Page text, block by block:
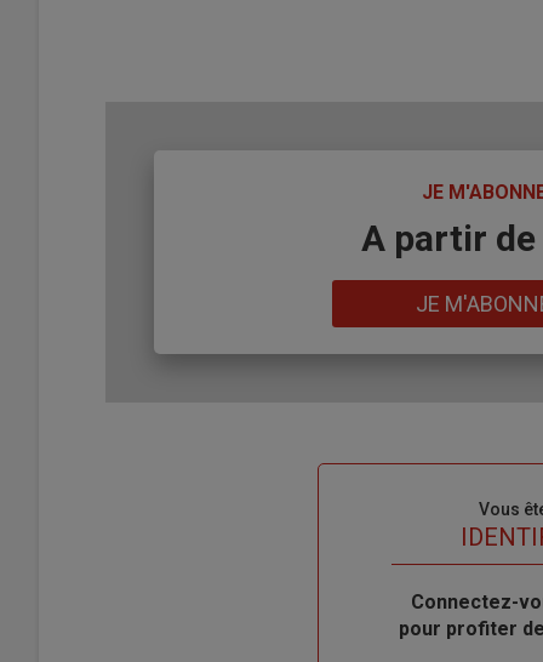
JE
A partir de
JE
Vous
Body
Connectez-
pour profiter